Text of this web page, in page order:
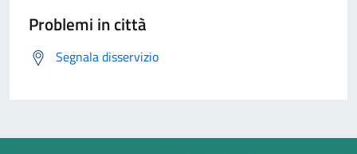
Problemi in città
Segnala disservizio